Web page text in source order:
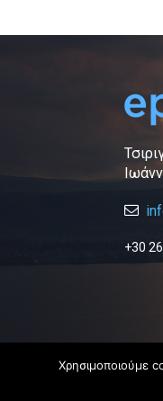
+30
Χρησιμοποιούμε